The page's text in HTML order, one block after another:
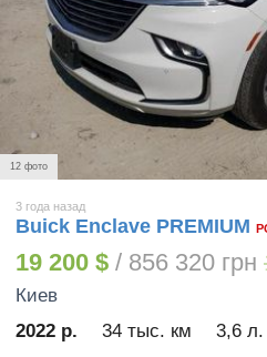
12 фото
3 года назад
Buick Enclave PREMIUM
19 200 $ / 856 320 грн
Киев
2022 р.
34 тыс. км 3,6 л.